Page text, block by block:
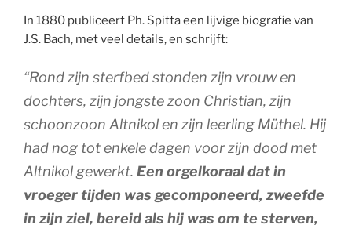
In 1880 publiceert Ph. Spitta een lijvige biografie van
J.S. Bach, met veel details, en schrijft:
“Rond zijn sterfbed stonden zijn vrouw en
dochters, zijn jongste zoon Christian, zijn
schoonzoon Altnikol en zijn leerling Müthel. Hij
had nog tot enkele dagen voor zijn dood met
Altnikol gewerkt. Een orgelkoraal dat in
vroeger tijden was gecomponeerd, zweefde
in zijn ziel, bereid als hij was om te sterven,